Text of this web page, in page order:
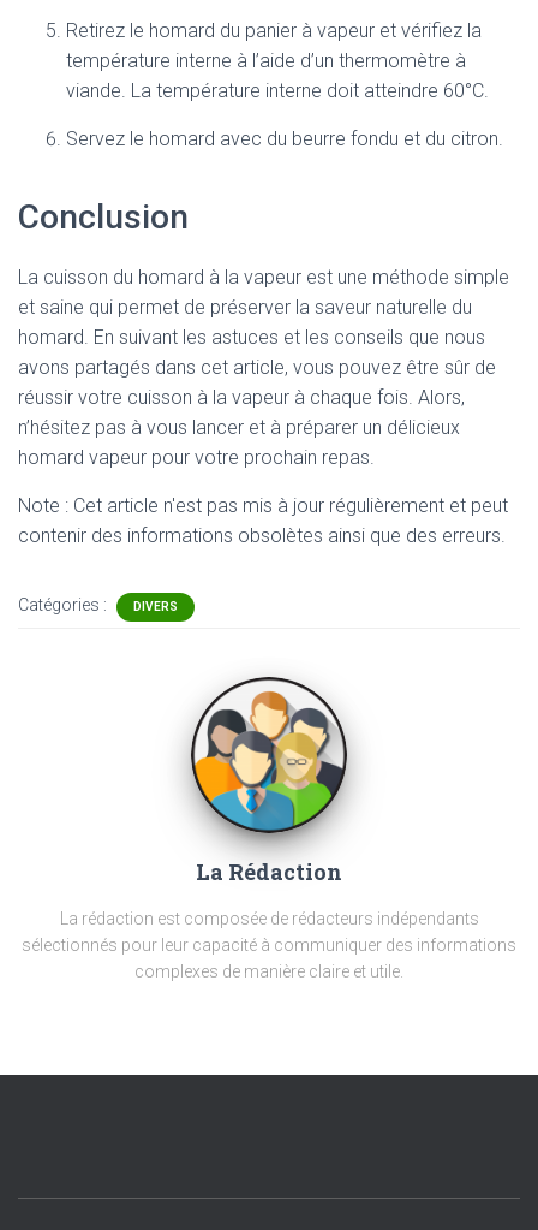
Retirez le homard du panier à vapeur et vérifiez la
température interne à l’aide d’un thermomètre à
viande. La température interne doit atteindre 60°C.
Servez le homard avec du beurre fondu et du citron.
Conclusion
La cuisson du homard à la vapeur est une méthode simple
et saine qui permet de préserver la saveur naturelle du
homard. En suivant les astuces et les conseils que nous
avons partagés dans cet article, vous pouvez être sûr de
réussir votre cuisson à la vapeur à chaque fois. Alors,
n’hésitez pas à vous lancer et à préparer un délicieux
homard vapeur pour votre prochain repas.
Note : Cet article n'est pas mis à jour régulièrement et peut
contenir des informations obsolètes ainsi que des erreurs.
Catégories : DIVERS
La Rédaction
La rédaction est composée de rédacteurs indépendants
sélectionnés pour leur capacité à communiquer des informations
complexes de manière claire et utile.